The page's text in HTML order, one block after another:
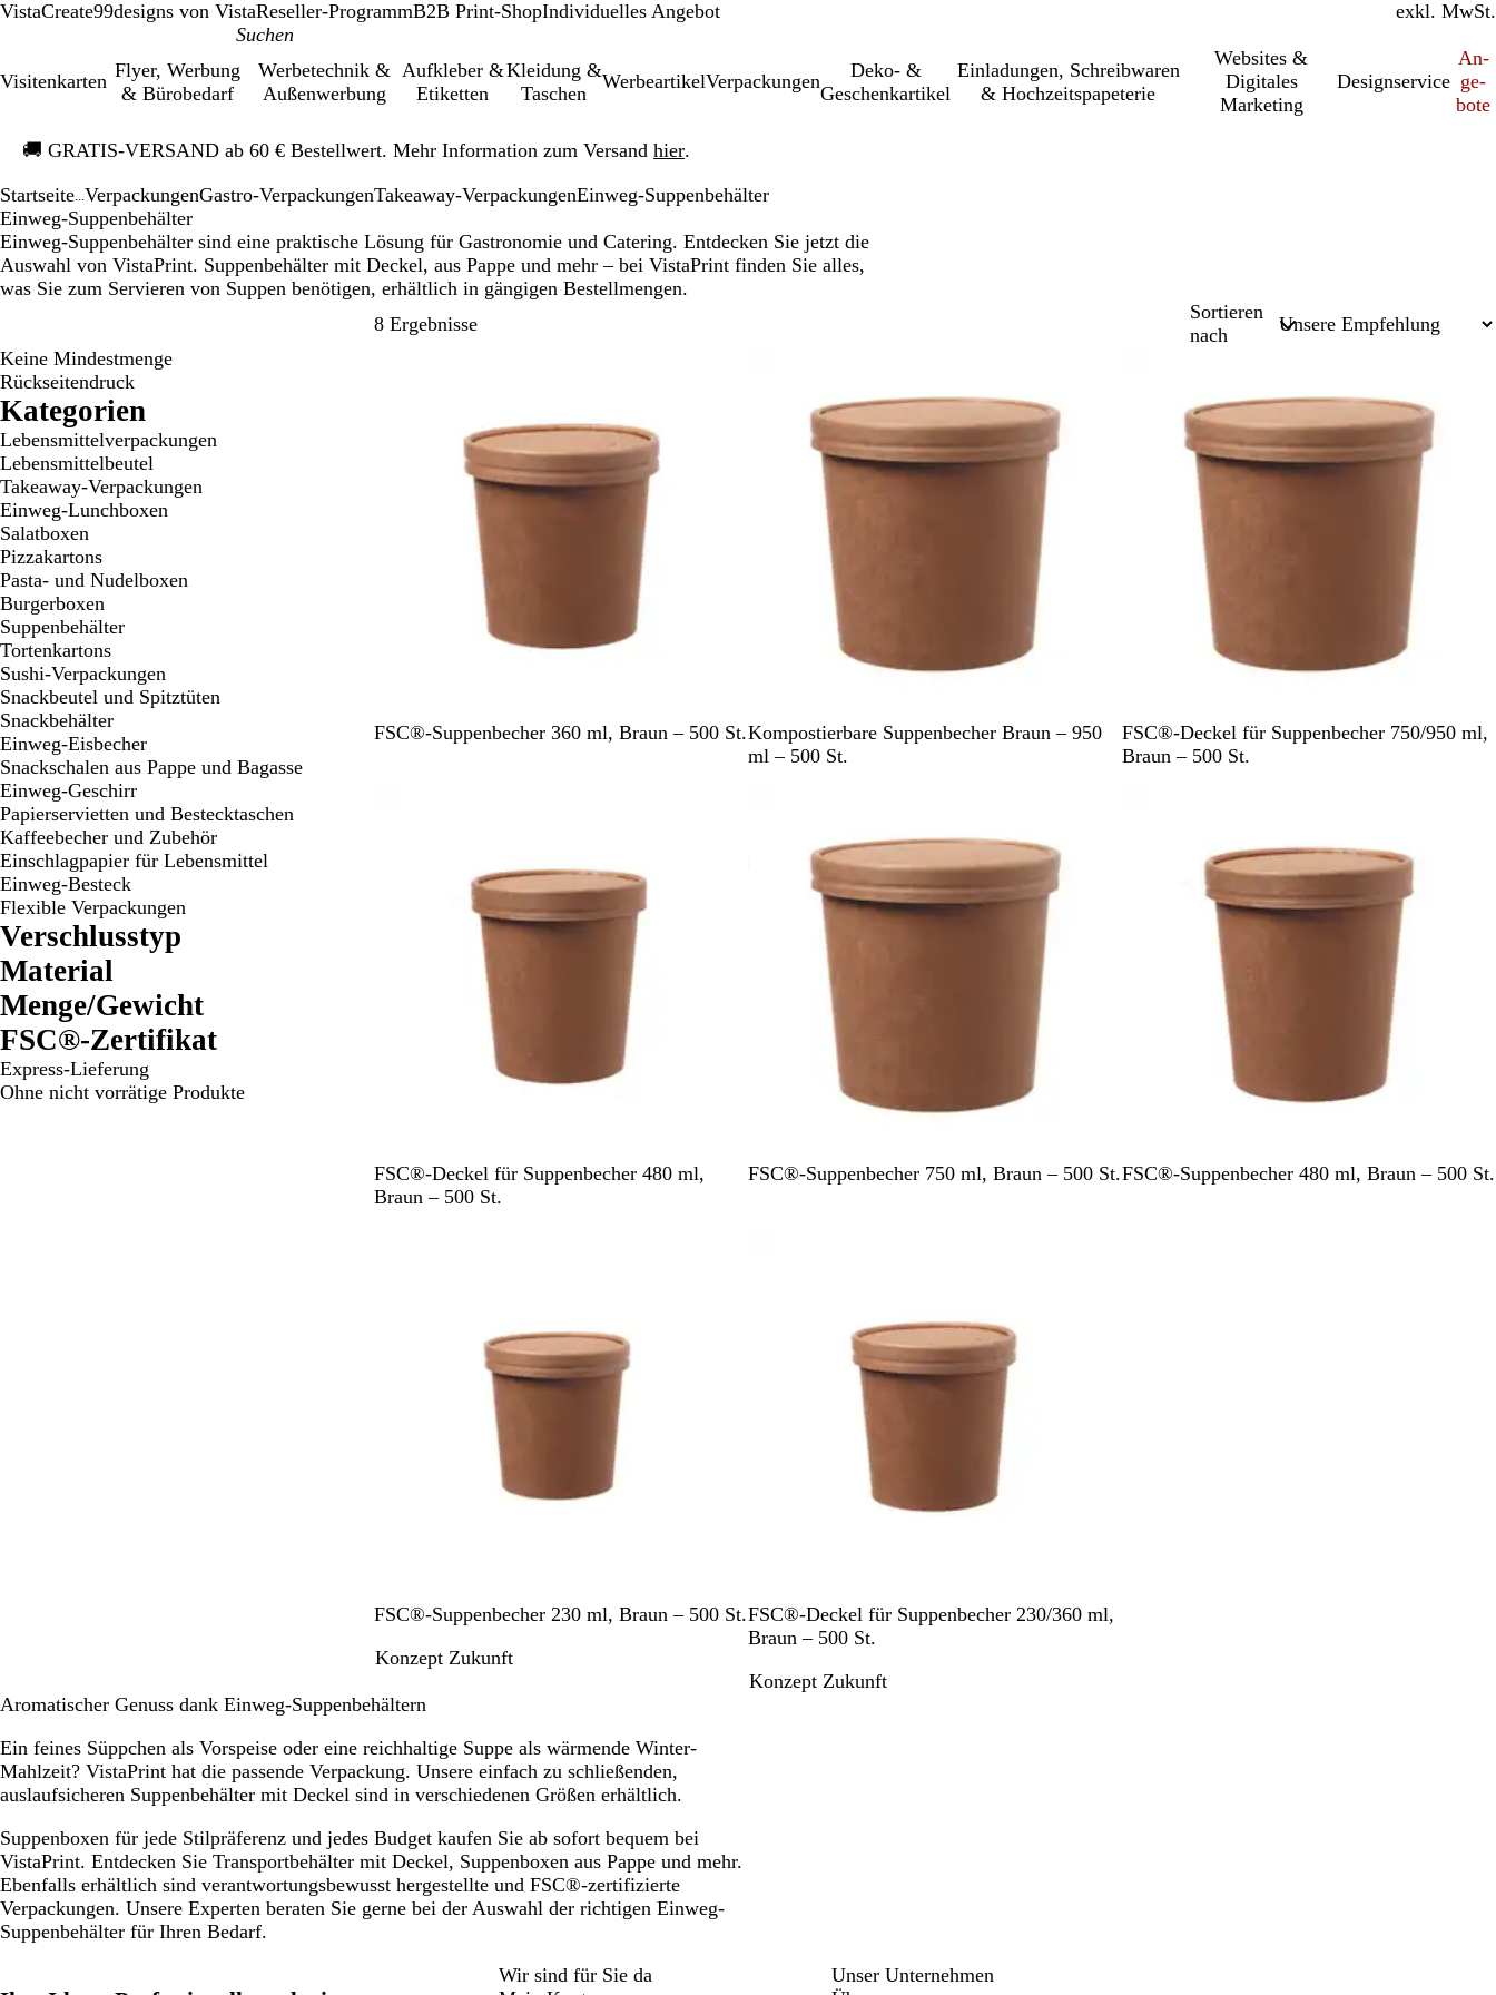
VistaCreate99designs von VistaReseller-ProgrammB2B Print-ShopIndividuelles Angebot inkl. MwSt.
exkl. MwSt.
Visitenkarten
Flyer, Werbung
& Bürobedarf
Werbetechnik &
Außenwerbung
Aufkleber &
Etiketten
Kleidung &
Taschen
WerbeartikelVerpackungen
Deko- &
Geschenkartikel
Einl­a­dung­en, Schreib­wa­ren
& Hochzeitspapeterie
Websites &
Digitales
Marketing
Designservice
An­­
ge­­
bo­­te
🚚 GRATIS-VERSAND ab 60 € Bestellwert. Mehr Information zum Versand hier.
1
Startseite VerpackungenGastro-VerpackungenTakeaway-VerpackungenEinweg-Suppenbehälter
Einweg-Suppenbehälter
Einweg-Suppenbehälter sind eine praktische Lösung für Gastronomie und Catering. Entdecken Sie jetzt die
Auswahl von VistaPrint. Suppenbehälter mit Deckel, aus Pappe und mehr – bei VistaPrint finden Sie alles,
was Sie zum Servieren von Suppen benötigen, erhältlich in gängigen Bestellmengen.
8 Ergebnisse
Sortieren
nach
Keine Mindestmenge
Rückseitendruck
Kategorien
Lebensmittelverpackungen
Lebensmittelbeutel
Takeaway-Verpackungen
Einweg-Lunchboxen
Salatboxen
Pizzakartons
Pasta- und Nudelboxen
Burgerboxen
Suppenbehälter
Tortenkartons
Sushi-Verpackungen
Snackbeutel und Spitztüten
Snackbehälter
Einweg-Eisbecher
Snackschalen aus Pappe und Bagasse
Einweg-Geschirr
Papierservietten und Bestecktaschen
Kaffeebecher und Zubehör
Einschlagpapier für Lebensmittel
Einweg-Besteck
Flexible Verpackungen
Verschlusstyp
Material
Menge/Gewicht
FSC®-Zertifikat
Express-Lieferung
Ohne nicht vorrätige Produkte
B
FSC®-Suppenbecher 360 ml, Braun – 500 St.B
r
Kompostierbare Suppenbecher Braun – 950
ml – 500 St.
B
r
FSC®-Deckel für Suppenbecher 750/950 ml,
Braun – 500 St.
B
r
FSC®-Deckel für Suppenbecher 480 ml,
Braun – 500 St.
B
FSC®-Suppenbecher 750 ml, Braun – 500 St.B
FSC®-Suppenbecher 480 ml, Braun – 500 St.
B
a
n
FSC®-Suppenbecher 230 ml, Braun – 500 St.
Konzept Zukunft
B
r
u
FSC®-Deckel für Suppenbecher 230/360 ml,
Braun – 500 St.
Konzept Zukunft
Aromatischer Genuss dank Einweg-Suppenbehältern
Ein feines Süppchen als Vorspeise oder eine reichhaltige Suppe als wärmende Winter-
Mahlzeit? VistaPrint hat die passende Verpackung. Unsere einfach zu schließenden,
auslaufsicheren Suppenbehälter mit Deckel sind in verschiedenen Größen erhältlich.
Suppenboxen für jede Stilpräferenz und jedes Budget kaufen Sie ab sofort bequem bei
VistaPrint. Entdecken Sie Transportbehälter mit Deckel, Suppenboxen aus Pappe und mehr.
Ebenfalls erhältlich sind verantwortungsbewusst hergestellte und FSC®-zertifizierte
Verpackungen. Unsere Experten beraten Sie gerne bei der Auswahl der richtigen Einweg-
Suppenbehälter für Ihren Bedarf.
Wir sind für Sie da
Unser Unternehmen